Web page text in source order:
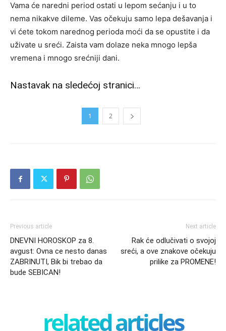
Vama će naredni period ostati u lepom sećanju i u to
nema nikakve dileme. Vas očekuju samo lepa dešavanja i
vi ćete tokom narednog perioda moći da se opustite i da
uživate u sreći. Zaista vam dolaze neka mnogo lepša
vremena i mnogo srećniji dani.
Nastavak na sledećoj stranici…
1 2
Previous article
DNEVNI HOROSKOP za 8.
avgust: Ovna ce nesto danas
ZABRINUTI, Bik bi trebao da
bude SEBICAN!
Next article
Rak će odlučivati o svojoj
sreći, a ove znakove očekuju
prilike za PROMENE!
related articles